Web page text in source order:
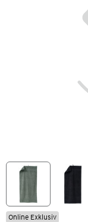
Online Exklusiv